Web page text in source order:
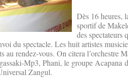
Dès 16 heures,
sportif de
des spectateurs
du spectacle. Les huit artistes
au rendez-vous. On citera l’orchestre
Mp3, Phani, le groupe Acapana
Zangul.